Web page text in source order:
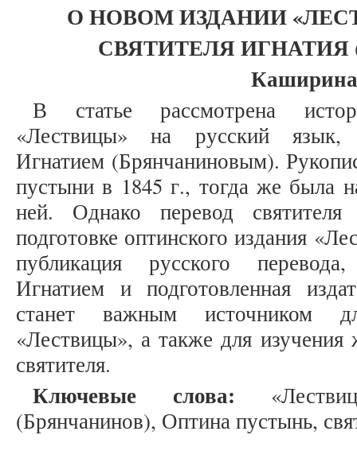
О НОВОМ ИЗДАНИИ
СВЯТИТЕЛЯ
В статье рассмотрена
«Лествицы» на русский язык,
Игнатием (Брянчаниновым).
пустыни в 1845 г., тогда же была
ней. Однако перевод
подготовке оптинского издания
публикация русского
Игнатием и подготовленная
станет важным источником
«Лествицы», а также для изучения
святителя.
Ключевые слова:
(Брянчанинов), Оптина пустынь,